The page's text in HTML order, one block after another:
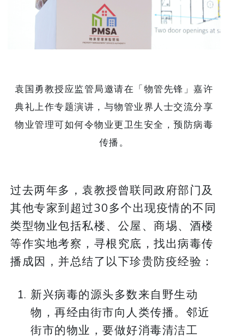
袁国勇教授应监管局邀请在「物管先锋」嘉许
典礼上作专题演讲，与物管业界人士交流分享
物业管理可如何令物业更卫生安全，预防病毒
传播。
过去两年多，袁教授曾联同政府部门及
其他专家到超过30多个出现疫情的不同
类型物业包括私楼、公屋、商埸、酒楼
等作实地考察，寻根究底，找出病毒传
播成因，并总结了以下珍贵防疫经验：
新兴病毒的源头多数来自野生动
物，再经由街市向人类传播。邻近
街市的物业，要做好消毒清洁工